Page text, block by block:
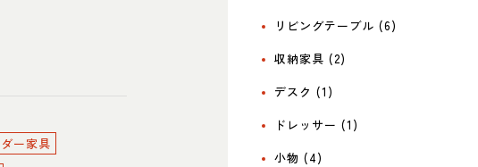
リビングテーブル (6)
収納家具 (2)
デスク (1)
ドレッサー (1)
小物 (4)
ー家具